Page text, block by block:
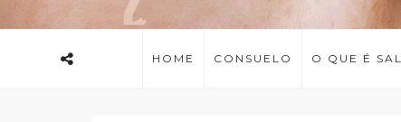
HOME CONSUELO O QUE É